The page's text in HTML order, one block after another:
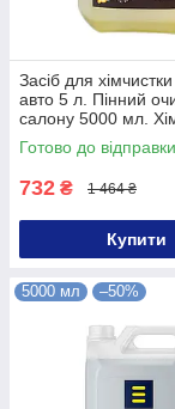
Засіб для
авто 5 л. Пінний
салону 5000 мл.
хімчистки салону
Готово до відправки
732 ₴ 1 464 ₴
Купити
5000 мл –50%